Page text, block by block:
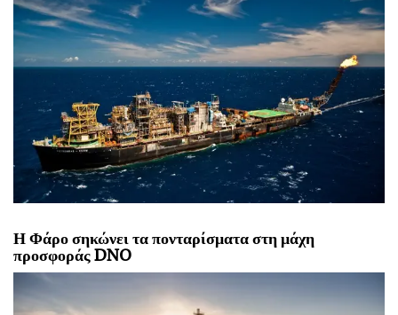
Η Φάρο σηκώνει τα πονταρίσματα στη μάχη
προσφοράς DNO